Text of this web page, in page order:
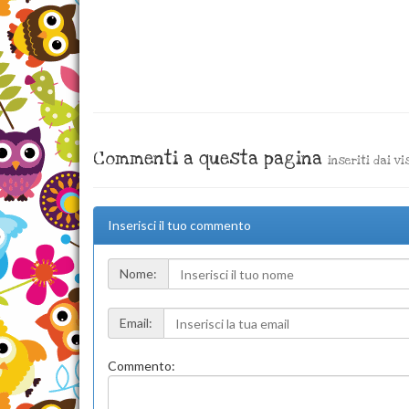
Commenti a questa pagina inseriti dai
Inserisci il tuo commento
Nome:
Email:
Commento: